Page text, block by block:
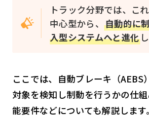
トラック分野では、こ
中心型から、自動的に
入型システムへと進化
ここでは、自動ブレーキ（AEBS
対象を検知し制動を行うかの仕
能要件などについても解説します。